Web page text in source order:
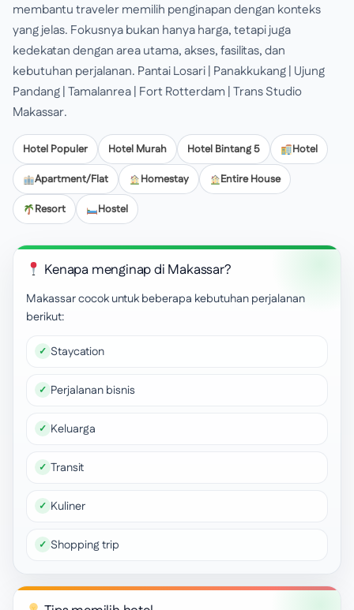
membantu traveler memilih penginapan dengan konteks
yang jelas. Fokusnya bukan hanya harga, tetapi juga
kedekatan dengan area utama, akses, fasilitas, dan
kebutuhan perjalanan. Pantai Losari | Panakkukang | Ujung
Pandang | Tamalanrea | Fort Rotterdam | Trans Studio
Makassar.
Hotel Populer Hotel Murah Hotel Bintang 5 Hotel
Apartment/Flat Homestay Entire House
Resort Hostel
Kenapa menginap di Makassar?
Makassar cocok untuk beberapa kebutuhan perjalanan
berikut:
Staycation
Perjalanan bisnis
Keluarga
Transit
Kuliner
Shopping trip